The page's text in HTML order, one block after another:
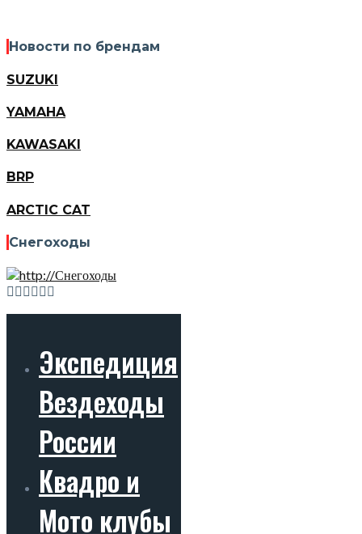
Новости по брендам
SUZUKI
YAMAHA
KAWASAKI
BRP
ARCTIC CAT
Снегоходы
Экспедиция
Вездеходы
России
Квадро и
Мото клубы